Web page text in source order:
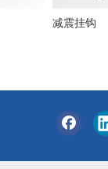
减震挂钩